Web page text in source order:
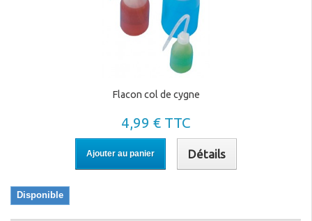
Flacon col de cygne
4,99 € TTC
Ajouter au panier Détails
Disponible